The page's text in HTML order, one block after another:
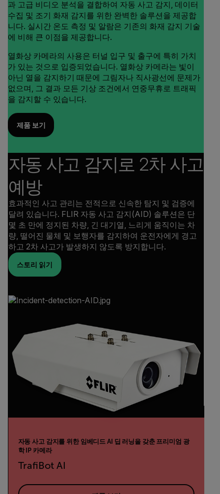
과 고급 비디오 분석을 결합하여 자동 사고 감지, 데이터
수집 및 조기 화재 감지를 위한 완벽한 솔루션을 제공합
니다. 실시간 온도 측정 및 알람은 기존의 화재 감지 기술
에 비해 큰 이점을 제공합니다.
열화상 카메라의 사용은 터널 입구 및 출구에 특히 가치
가 있는 것으로 입증되었습니다. 열화상 카메라는 빛이
아닌 열을 감지하기 때문에 그림자나 직사광선에 문제가
없으며, 그 결과 모든 기상 조건에서 연중무휴로 트래픽
을 감지할 수 있습니다.
제품 보기
자동 사고 감지로 2차 사고
예방
효과적인 사고 관리는 전적으로 신속한 탐지 및 검증에
달려 있습니다. FLIR 자동 사고 감지(AID) 솔루션은 단
몇 초 만에 정지된 차량, 긴 대기열, 느리게 움직이는 차
량, 떨어진 물체 및 보행자를 감지하여 운전자에게 경고
하고 2차 사고가 발생하지 않도록 방지합니다.
스토리 읽기
자동 사고 감지를 위한 임베디드 AI 딥 러닝을 갖춘 프리미엄 광
학 IP 카메라
TrafiBot AI